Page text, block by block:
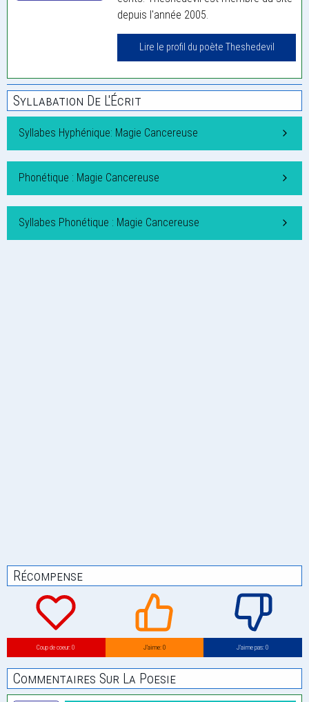
depuis l'année 2005.
Lire le profil du poète Theshedevil
Syllabation De L'Écrit
Syllabes Hyphénique: Magie Cancereuse
Phonétique : Magie Cancereuse
Syllabes Phonétique : Magie Cancereuse
Récompense
Coup de coeur: 0 J’aime: 0 J’aime pas: 0
Commentaires Sur La Poesie